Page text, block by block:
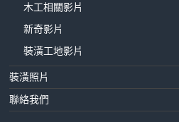
木工相關影片
新奇影片
裝潢工地影片
裝潢照片
聯絡我們